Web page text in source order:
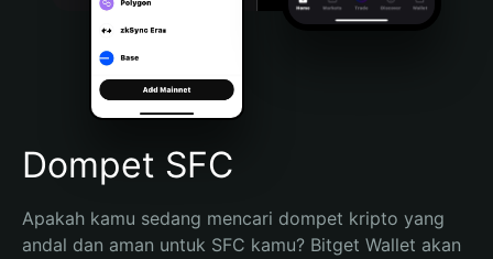
Português (Brasil)
Español (Argentina)
Dompet SFC
Apakah kamu sedang mencari dompet kripto yang
andal dan aman untuk SFC kamu? Bitget Wallet akan